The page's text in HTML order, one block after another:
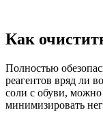
Как
Полностью
реагентов вряд ли
соли с обуви,
минимизировать